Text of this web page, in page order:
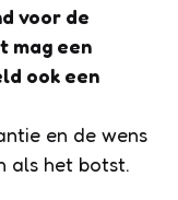
voor de
mag een
ook een
en de wens
als het botst.